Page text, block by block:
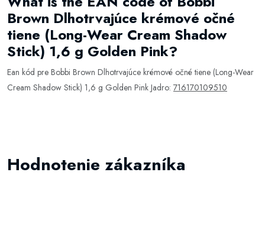
Brown Dlhotrvajúce krémové očné
tiene (Long-Wear Cream Shadow
Stick) 1,6 g Golden Pink?
Ean kód pre Bobbi Brown Dlhotrvajúce krémové očné tiene (Long-Wear
Cream Shadow Stick) 1,6 g Golden Pink Jadro: 716170109510
Hodnotenie zákazníka